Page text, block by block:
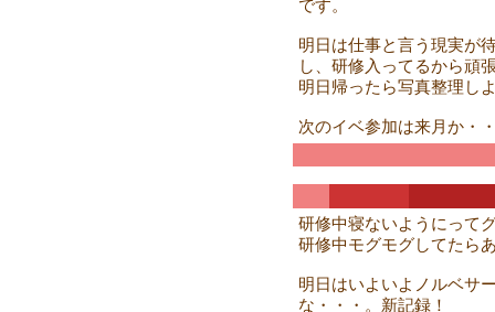
です。
明日は仕事と言う現実が
し、研修入ってるから頑
明日帰ったら写真整理し
次のイベ参加は来月か・
研修中寝ないようにって
研修中モグモグしてたら
明日はいよいよノルベサ
な・・・。新記録！